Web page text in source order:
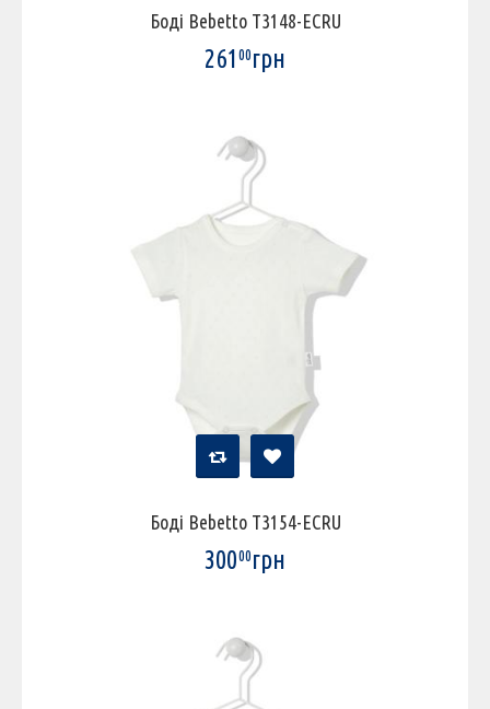
Боді Bebetto T3148-ECRU
26100грн
Боді Bebetto T3154-ECRU
30000грн